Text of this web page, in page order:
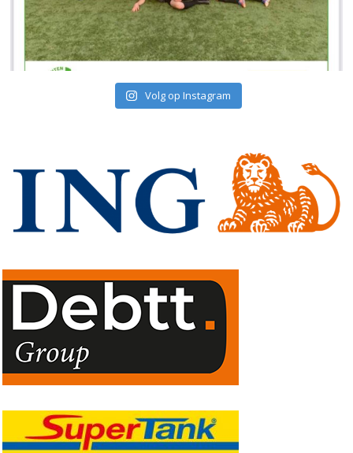
Volg op Instagram